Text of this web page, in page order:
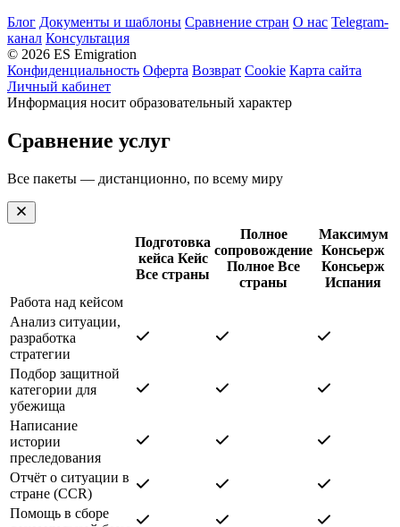
Блог Документы и шаблоны Сравнение стран О нас Telegram-
канал Консультация
© 2026 ES Emigration
Конфиденциальность Оферта Возврат Cookie Карта сайта
Личный кабинет
Информация носит образовательный характер
Сравнение услуг
Все пакеты — дистанционно, по всему миру
Подготовка
кейса Кейс
Все страны
Полное
сопровождение
Полное Все
страны
Максимум
Консьерж
Консьерж
Испания
Работа над кейсом
Анализ ситуации,
разработка
стратегии
Подбор защитной
категории для
убежища
Написание
истории
преследования
Отчёт о ситуации в
стране (CCR)
Помощь в сборе